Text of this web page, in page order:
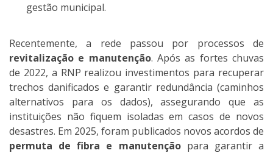
gestão municipal.
Recentemente, a rede passou por processos de
revitalização e manutenção. Após as fortes chuvas
de 2022, a RNP realizou investimentos para recuperar
trechos danificados e garantir redundância (caminhos
alternativos para os dados), assegurando que as
instituições não fiquem isoladas em casos de novos
desastres. Em 2025, foram publicados novos acordos de
permuta de fibra e manutençãopara garantir a